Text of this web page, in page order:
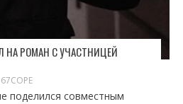
НА РОМАН С УЧАСТНИЦЕЙ
поделился совместным